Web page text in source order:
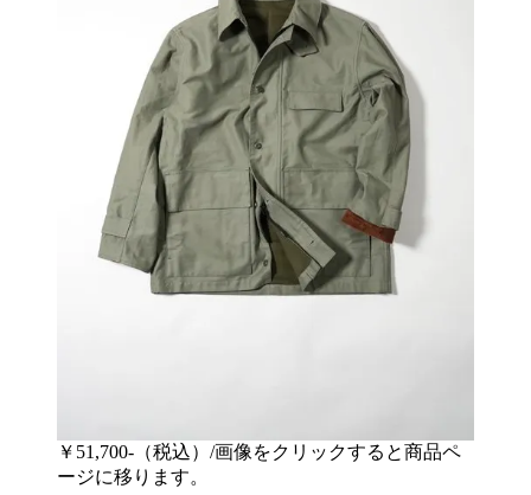
￥51,700-（税込）/画像をクリックすると商品ペ
ージに移ります。